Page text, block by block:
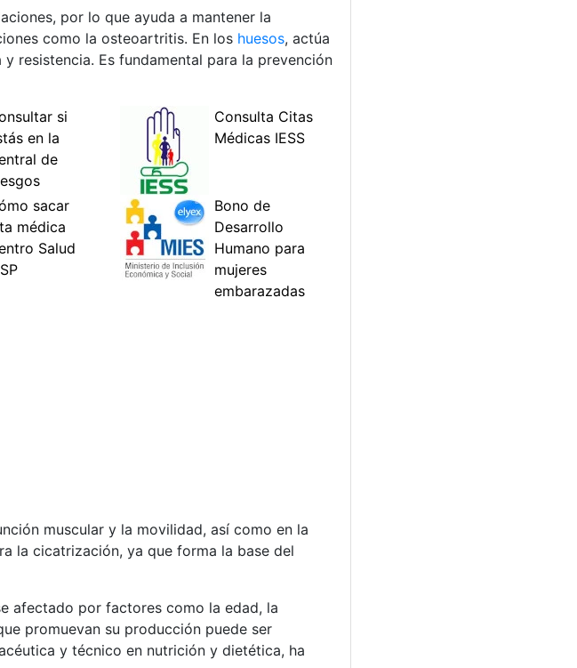
por lo que ayuda a mantener la
como la osteoartritis. En los huesos, actúa
resistencia. Es fundamental para la prevención
muscular y la movilidad, así como en la
la cicatrización, ya que forma la base del
afectado por factores como la edad, la
promuevan su producción puede ser
y técnico en nutrición y dietética, ha